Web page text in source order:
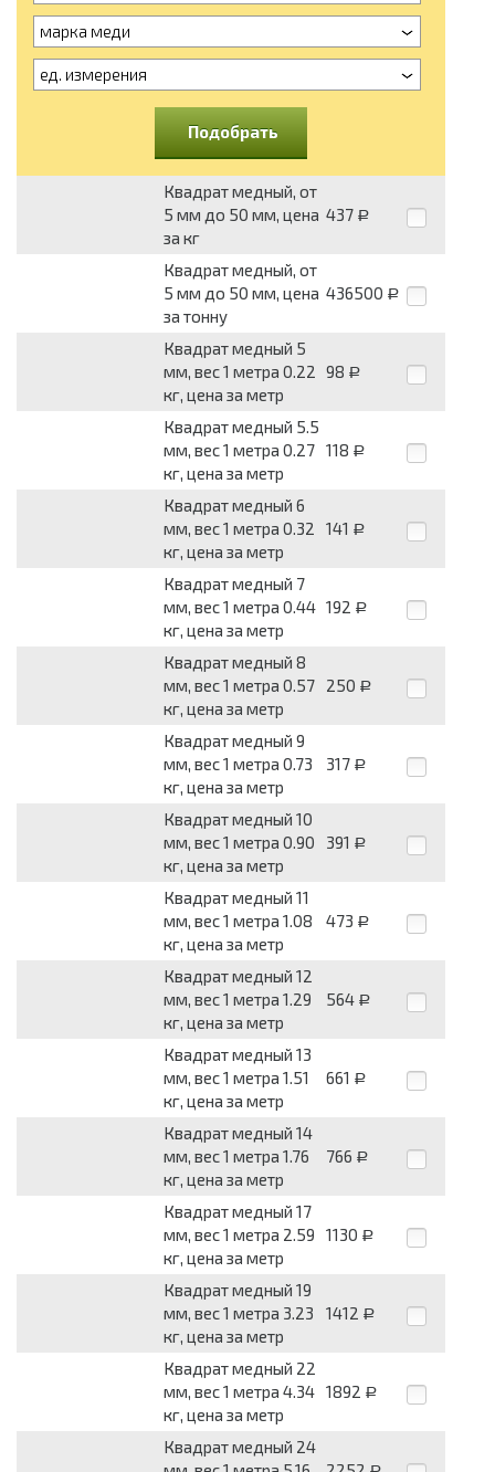
марка меди
ед. измерения
Подобрать
Квадрат медный, от
5 мм до 50 мм, цена
за кг
437 Р
Квадрат медный, от
5 мм до 50 мм, цена
за тонну
436500 Р
Квадрат медный 5
мм, вес 1 метра 0.22
кг, цена за метр
98 Р
Квадрат медный 5.5
мм, вес 1 метра 0.27
кг, цена за метр
118 Р
Квадрат медный 6
мм, вес 1 метра 0.32
кг, цена за метр
141 Р
Квадрат медный 7
мм, вес 1 метра 0.44
кг, цена за метр
192 Р
Квадрат медный 8
мм, вес 1 метра 0.57
кг, цена за метр
250 Р
Квадрат медный 9
мм, вес 1 метра 0.73
кг, цена за метр
317 Р
Квадрат медный 10
мм, вес 1 метра 0.90
кг, цена за метр
391 Р
Квадрат медный 11
мм, вес 1 метра 1.08
кг, цена за метр
473 Р
Квадрат медный 12
мм, вес 1 метра 1.29
кг, цена за метр
564 Р
Квадрат медный 13
мм, вес 1 метра 1.51
кг, цена за метр
661 Р
Квадрат медный 14
мм, вес 1 метра 1.76
кг, цена за метр
766 Р
Квадрат медный 17
мм, вес 1 метра 2.59
кг, цена за метр
1130 Р
Квадрат медный 19
мм, вес 1 метра 3.23
кг, цена за метр
1412 Р
Квадрат медный 22
мм, вес 1 метра 4.34
кг, цена за метр
1892 Р
Квадрат медный 24